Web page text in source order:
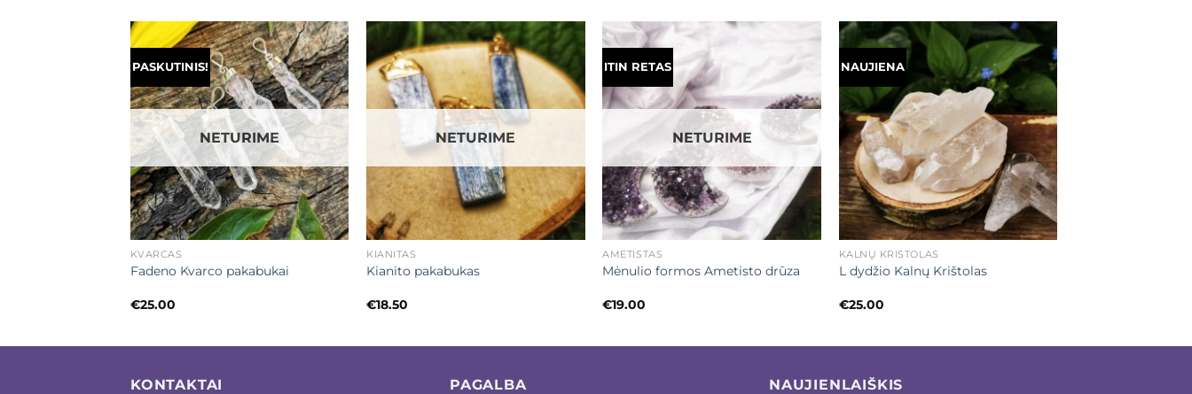
PASKUTINIS! Mėgstamiausias
+
NETURIME
KVARCAS
Fadeno Kvarco pakabukai
€25.00
Mėgstamiausias
+
NETURIME
KIANITAS
Kianito pakabukas
€18.50
ITIN RETAS Mėgstamiausias
+
NETURIME
AMETISTAS
Mėnulio formos Ametisto drūza
€19.00
NAUJIENA Mėgstamiausias
KALNŲ KRIŠTOLAS
L dydžio Kalnų Krištolas
€25.00
KONTAKTAI PAGALBA NAUJIENLAIŠKIS